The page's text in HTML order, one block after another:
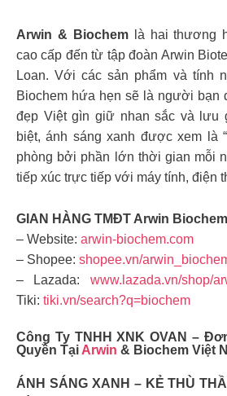
Arwin & Biochemlà hai thương
cao cấp đến từ tập đoàn Arwin
Loan. Với các sản phẩm và tính
Biochem hứa hẹn sẽ là người bạn
đẹp Việt gìn giữ nhan sắc và lưu
biệt, ánh sáng xanh được xem là
phòng bởi phần lớn thời gian mỗi
tiếp xúc trực tiếp với máy tính, điện
GIAN HÀNG TMĐT Arwin
– Website: arwin-biochem.com
– Shopee: shopee.vn/
– Lazada: www.lazada.vn/shop/
Tiki: tiki.vn/search?q=biochem
Công Ty TNHH XNK OVAN –
Quyền Tại Arwin & Biochem Việt
ÁNH SÁNG XANH – KẺ THÙ